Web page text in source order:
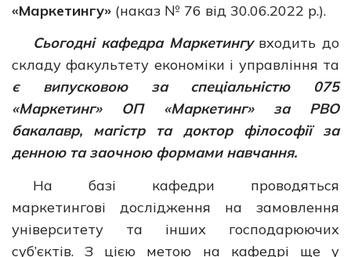
«Маркетингу» (наказ № 76 від 30.06.2022 р.).
Сьогодні кафедра Маркетингувходить до
складу факультету економіки і управління та
є випусковою за спеціальністю 075
«Маркетинг» ОП «Маркетинг» за РВО
бакалавр, магістр та доктор філософії за
денною та заочною формами навчання.
На базі кафедри проводяться
маркетингові дослідження на замовлення
університету та інших господарюючих
суб’єктів. З цією метою на кафедрі ще у